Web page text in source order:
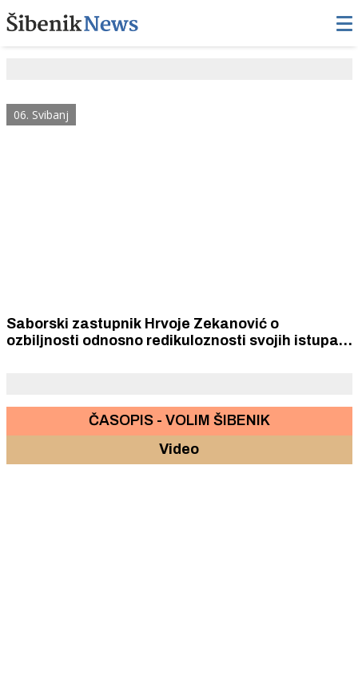
06. Svibanj
Saborski zastupnik Hrvoje Zekanović o
ozbiljnosti odnosno redikuloznosti svojih istupa u
ČASOPIS - VOLIM ŠIBENIK
Video